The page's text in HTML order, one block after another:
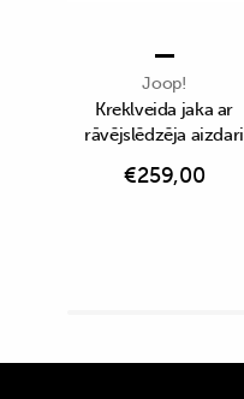
Joop!
Kreklveida jaka ar
rāvējslēdzēja aizdari
€259,00